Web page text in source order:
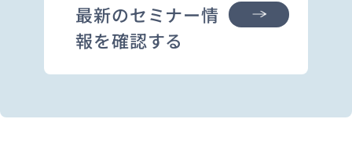
最新のセミナー情
報を確認する